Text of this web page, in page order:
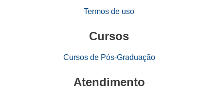
Termos de uso
Cursos
Cursos de Pós-Graduação
Atendimento